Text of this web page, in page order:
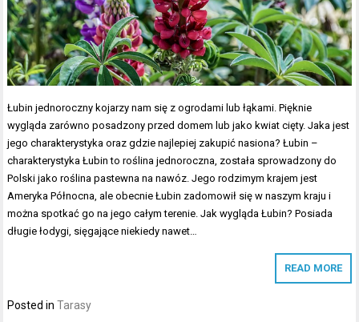
Łubin jednoroczny kojarzy nam się z ogrodami lub łąkami. Pięknie
wygląda zarówno posadzony przed domem lub jako kwiat cięty. Jaka jest
jego charakterystyka oraz gdzie najlepiej zakupić nasiona? Łubin –
charakterystyka Łubin to roślina jednoroczna, została sprowadzony do
Polski jako roślina pastewna na nawóz. Jego rodzimym krajem jest
Ameryka Północna, ale obecnie Łubin zadomowił się w naszym kraju i
można spotkać go na jego całym terenie. Jak wygląda Łubin? Posiada
długie łodygi, sięgające niekiedy nawet…
READ MORE
Posted inTarasy